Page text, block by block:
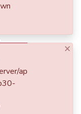
В
МИСЛЕННЯ:
ЗНАЙОМИХ”
×
ap